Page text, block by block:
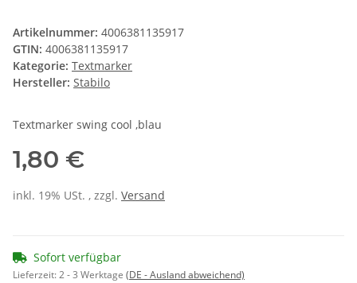
Artikelnummer: 4006381135917
GTIN: 4006381135917
Kategorie: Textmarker
Hersteller: Stabilo
Textmarker swing cool ,blau
1,80 €
inkl. 19% USt. , zzgl. Versand
Sofort verfügbar
Lieferzeit:2 - 3 Werktage (DE - Ausland abweichend)